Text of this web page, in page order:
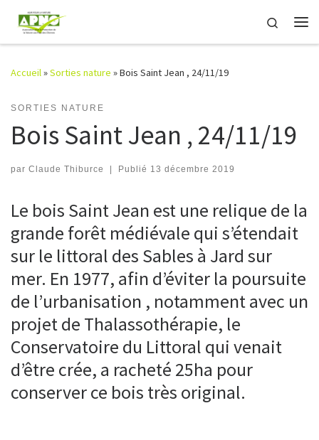
Passer au contenu
Search
Accueil»Sorties nature »Bois Saint Jean , 24/11/19
SORTIES NATURE
Bois Saint Jean , 24/11/19
par Claude Thiburce | Publié 13 décembre 2019
Le bois Saint Jean est une relique de la
grande forêt médiévale qui s’étendait
sur le littoral des Sables à Jard sur
mer. En 1977, afin d’éviter la poursuite
de l’urbanisation , notamment avec un
projet de Thalassothérapie, le
Conservatoire du Littoral qui venait
d’être crée, a racheté 25ha pour
conserver ce bois très original.